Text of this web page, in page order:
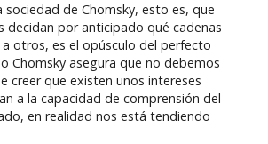
sociedad de Chomsky, esto es, que
decidan por anticipado qué cadenas
otros, es el opúsculo del perfecto
Chomsky asegura que no debemos
creer que existen unos intereses
a la capacidad de comprensión del
en realidad nos está tendiendo